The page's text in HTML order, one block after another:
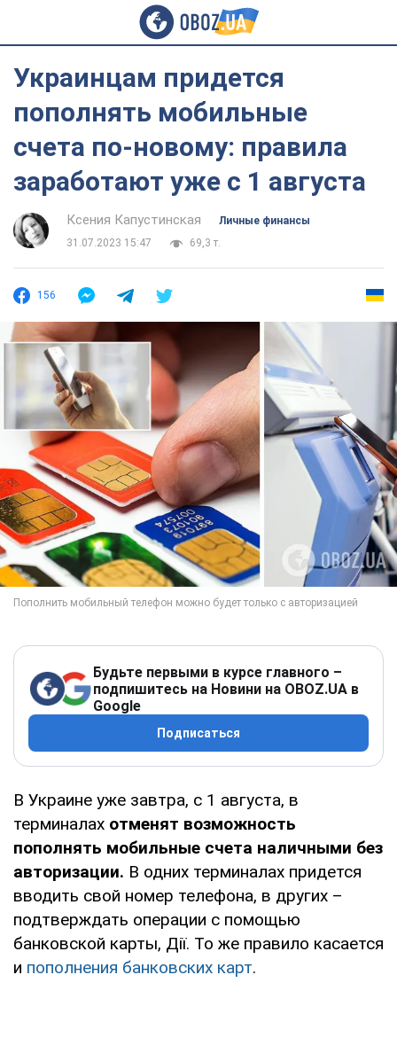
Украинцам придется
пополнять мобильные
счета по-новому: правила
заработают уже с 1 августа
Ксения Капустинская
Личные финансы
31.07.2023 15:47
69,3 т.
156
Будьте первыми в курсе главного –
подпишитесь на Новини на OBOZ.UA в
Google
Подписаться
В Украине уже завтра, с 1 августа, в
терминалах отменят возможность
пополнять мобильные счета наличными без
авторизации. В одних терминалах придется
вводить свой номер телефона, в других –
подтверждать операции с помощью
банковской карты, Дії. То же правило касается
и пополнения банковских карт.